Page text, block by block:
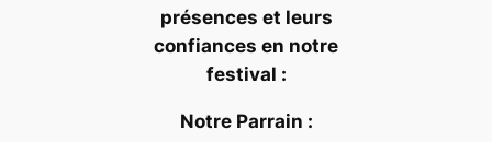
présences et leurs
confiances en notre
festival :
Notre Parrain :